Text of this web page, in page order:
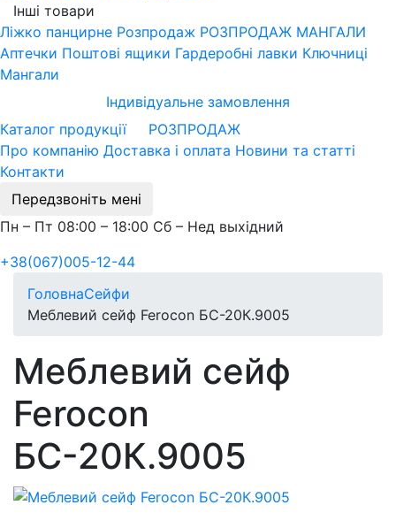
Інші товари
Ліжко панцирне Розпродаж РОЗПРОДАЖ МАНГАЛИ
Аптечки Поштові ящики Гардеробні лавки Ключниці
Мангали
Індивідуальне замовлення
Каталог продукції
РОЗПРОДАЖ
Про компанію Доставка і оплата Новини та статті
Контакти
Передзвоніть мені
Пн – Пт 08:00 – 18:00 Сб – Нед выхідний
+38(067)005-12-44
ГоловнаСейфи
Меблевий сейф Ferocon БС-20К.9005
Меблевий сейф
Ferocon
БС-20К.9005